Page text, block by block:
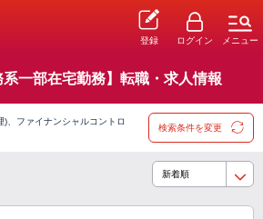
登録 ログイン メニュー
系一部在宅勤務】転職・求人情報
、ファイナンシャルコントロ
検索条件を変更